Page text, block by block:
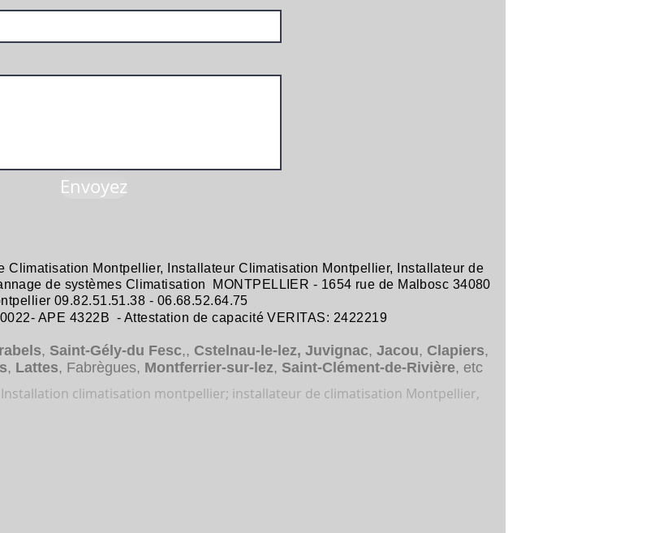
Envoyez
Climatisation Montpellier, Installateur Climatisation Montpellier,
Installateur de
de systèmes Climatisation MONTPELLIER - 1654 rue de Malbosc 34080
09.82.51.51.38 - 06.68.52.64.75
APE 4322B - Attestation de capacité VERITAS: 2422219
, Saint-Gély-du Fesc,, Cstelnau-le-lez, Juvignac, Jacou, Clapiers,
, Lattes, Fabrègues, Montferrier-sur-lez, Saint-Clément-de-Rivière, etc
climatisation montpellier; installateur de climatisation Montpellier,